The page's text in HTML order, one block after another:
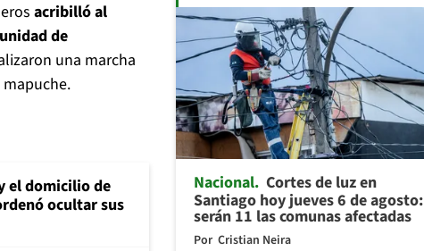
acribilló al
de
una marcha
el domicilio de
ocultar sus
Nacional Cortes de luz en
Santiago hoy jueves 6 de agosto:
serán 11 las comunas afectadas
Por Cristian Neira